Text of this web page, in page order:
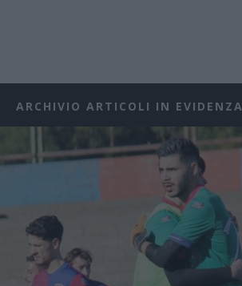
ARCHIVIO ARTICOLI IN EVIDENZA